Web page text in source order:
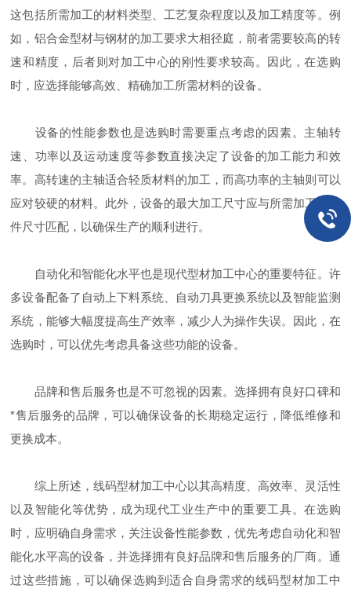
这包括所需加工的材料类型、工艺复杂程度以及加工精度等。例
如，铝合金型材与钢材的加工要求大相径庭，前者需要较高的转
速和精度，后者则对加工中心的刚性要求较高。因此，在选购
时，应选择能够高效、精确加工所需材料的设备。
设备的性能参数也是选购时需要重点考虑的因素。主轴转
速、功率以及运动速度等参数直接决定了设备的加工能力和效
率。高转速的主轴适合轻质材料的加工，而高功率的主轴则可以
应对较硬的材料。此外，设备的最大加工尺寸应与所需加工的工
件尺寸匹配，以确保生产的顺利进行。
自动化和智能化水平也是现代型材加工中心的重要特征。许
多设备配备了自动上下料系统、自动刀具更换系统以及智能监测
系统，能够大幅度提高生产效率，减少人为操作失误。因此，在
选购时，可以优先考虑具备这些功能的设备。
品牌和售后服务也是不可忽视的因素。选择拥有良好口碑和
*售后服务的品牌，可以确保设备的长期稳定运行，降低维修和
更换成本。
综上所述，线码型材加工中心以其高精度、高效率、灵活性
以及智能化等优势，成为现代工业生产中的重要工具。在选购
时，应明确自身需求，关注设备性能参数，优先考虑自动化和智
能化水平高的设备，并选择拥有良好品牌和售后服务的厂商。通
过这些措施，可以确保选购到适合自身需求的线码型材加工中